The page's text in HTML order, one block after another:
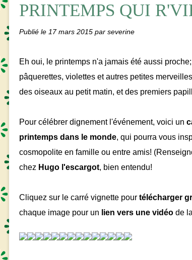
PRINTEMPS QUI
Publié le 17 mars 2015 par severine
Eh oui, le printemps n'a jamais été aussi
pâquerettes, violettes et autres petites
des oiseaux au petit matin, et des premiers
Pour célébrer dignement l'événement, voici un
printemps dans le monde, qui pourra vous
cosmopolite en famille ou entre amis!
chez Hugo l'escargot, bien entendu!
Cliquez sur le carré vignette pour télécharger
chaque image pour un lien vers une vidéo de